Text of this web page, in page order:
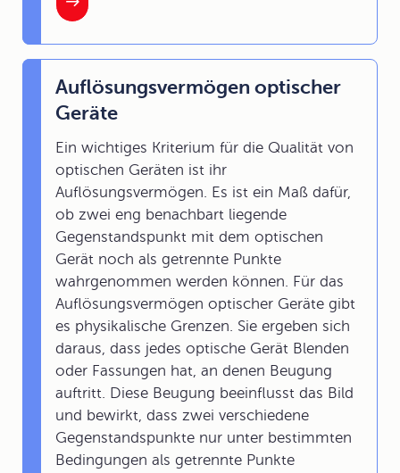
Auflösungsvermögen optischer
Geräte
Ein wichtiges Kriterium für die Qualität von
optischen Geräten ist ihr
Auflösungsvermögen. Es ist ein Maß dafür,
ob zwei eng benachbart liegende
Gegenstandspunkt mit dem optischen
Gerät noch als getrennte Punkte
wahrgenommen werden können. Für das
Auflösungsvermögen optischer Geräte gibt
es physikalische Grenzen. Sie ergeben sich
daraus, dass jedes optische Gerät Blenden
oder Fassungen hat, an denen Beugung
auftritt. Diese Beugung beeinflusst das Bild
und bewirkt, dass zwei verschiedene
Gegenstandspunkte nur unter bestimmten
Bedingungen als getrennte Punkte